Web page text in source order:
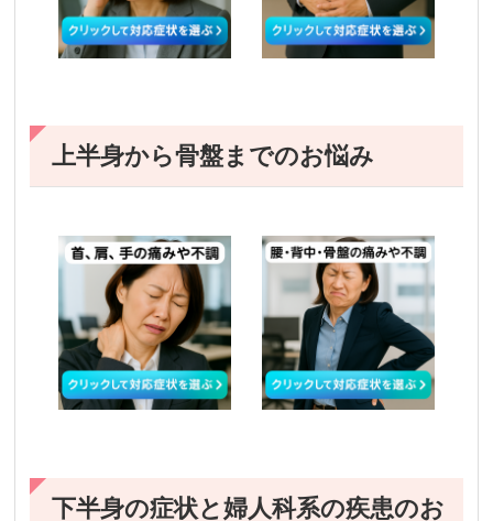
上半身から骨盤までのお悩み
下半身の症状と婦人科系の疾患のお